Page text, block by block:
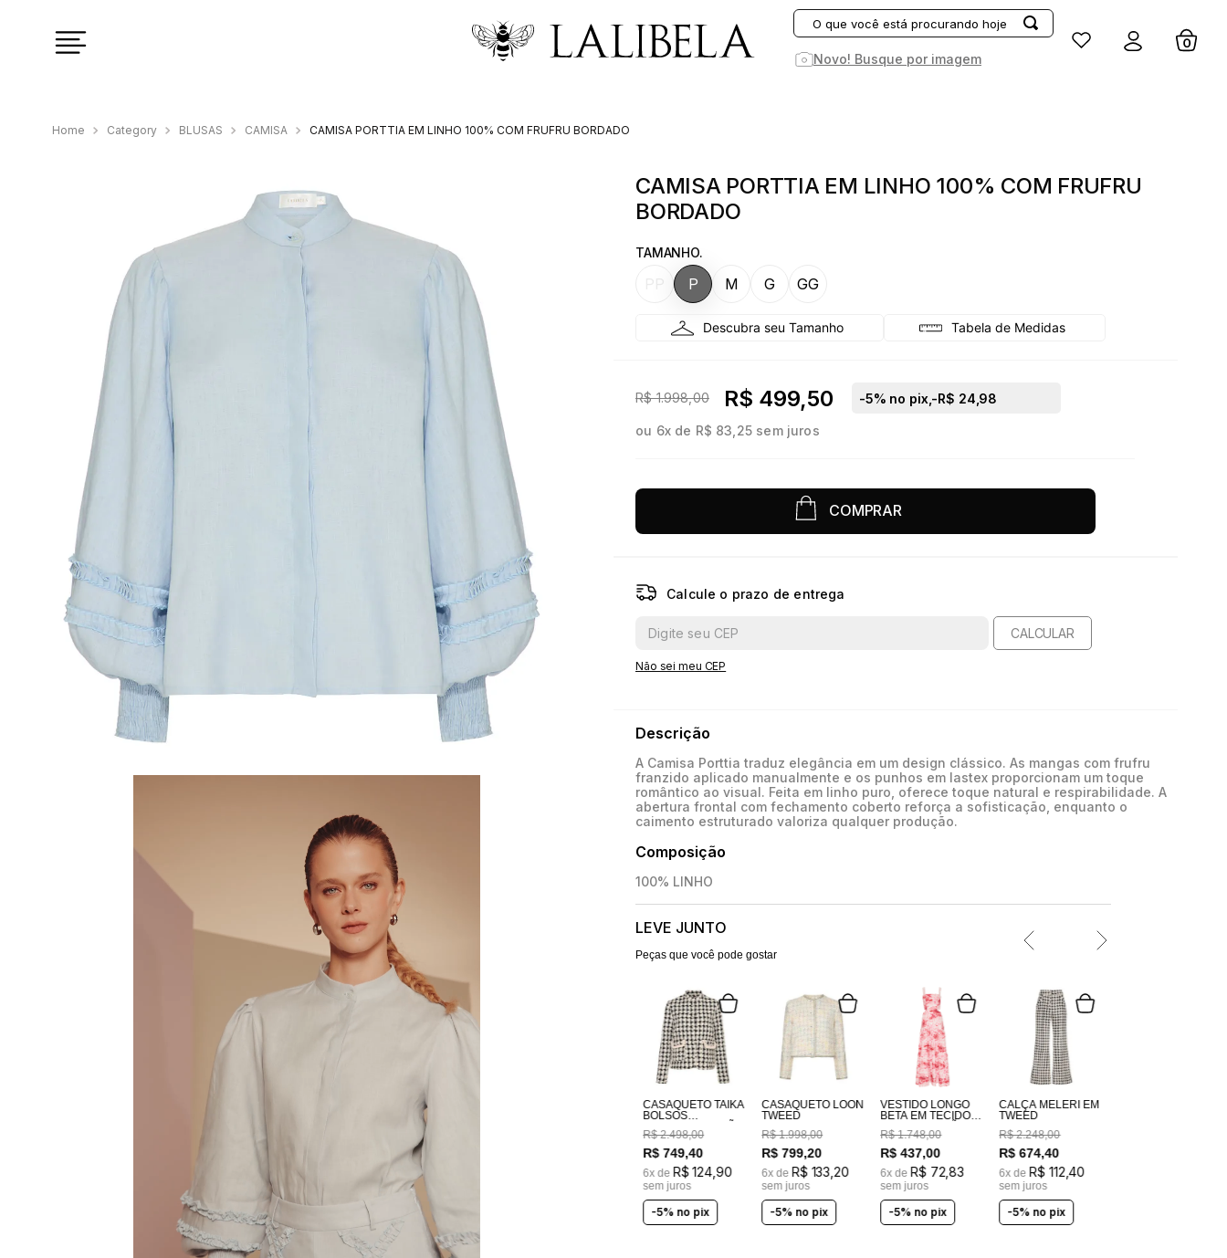
O que você está procurando hoje?
Novo! Busque por imagem
º
rosa
blusa
blazer
linho
jacquard
Entrar
Category BLUSAS CAMISA CAMISA PORTTIA EM LINHO 100% COM FRUFRU BORDADO
CAMISA PORTTIA EM LINHO 100% COM FRUFRU
BORDADO
TAMANHO.
G GG
M
P
Tabela de Medidas
R$ 1.998,00 R$ 499,50 -5% no pix, -R$ 24,98
ou 6x de R$ 83,25 sem juros
COMPRAR
Calcule o prazo de entrega
CALCULAR
Não sei meu CEP
Descrição
A Camisa Porttia traduz elegância em um design clássico. As mangas com frufru
franzido aplicado manualmente e os punhos em lastex proporcionam um toque
romântico ao visual. Feita em linho puro, oferece toque natural e respirabilidade. A
abertura frontal com fechamento coberto reforça a sofisticação, enquanto o
caimento estruturado valoriza qualquer produção.
Composição
100% LINHO
LEVE JUNTO
Peças que você pode gostar
CASAQUETO TAIKA
BOLSOS
BORDADOS A MÃO
R$ 2.498,00
R$ 749,40
6x de R$ 124,90
sem juros
-5% no pix
CASAQUETO LOON
TWEED
R$ 1.998,00
R$ 799,20
6x de R$ 133 20
sem juros
-5% no pix
VESTIDO LONGO
BETA EM TECIDO
100% ALGODÃO
ESTAMPADO
COSTAS EM
LASTEX
R$ 1.748,00
R$ 437,00
6x de R$ 72,83
sem juros
-5% no pix
CALÇA MELERI EM
TWEED
R$ 2.248,00
R$ 674,40
6x de R$ 112,40
sem juros
-5% no pix